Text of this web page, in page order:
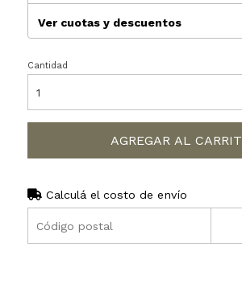
Ver cuotas y descuentos
Cantidad
AGREGAR AL
Calculá el costo de envío